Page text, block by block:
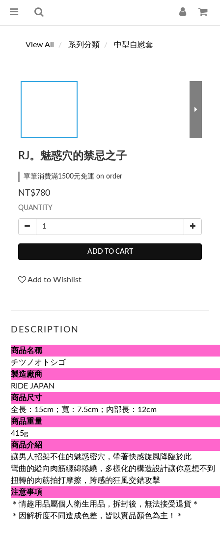
View All 系列分類 中型自慰套
RJ。魅惑穴的禁忌之子
單筆消費滿1500元免運 on order
NT$780
QUANTITY
ADD TO CART
Add to Wishlist
DESCRIPTION
商品名稱
チツノオトシゴ
製造廠商
RIDE JAPAN
商品尺寸
全長：15cm；寬：7.5cm；內部長：12cm
商品重量
415g
商品介紹
讓男人招架不住的魅惑密穴，帶著快感旋風降臨於此
彎曲的縱向肉筋纏綿捲繞，多樣化的構造設計讓你意想不到
扭轉的肉筋拍打摩擦，跨感的狂風交錯攻擊
注意事項
＊情趣用品屬個人衛生用品，拆封後，無法接受退貨＊
＊因解析度不同造成色差，皆以實品顏色為主！＊